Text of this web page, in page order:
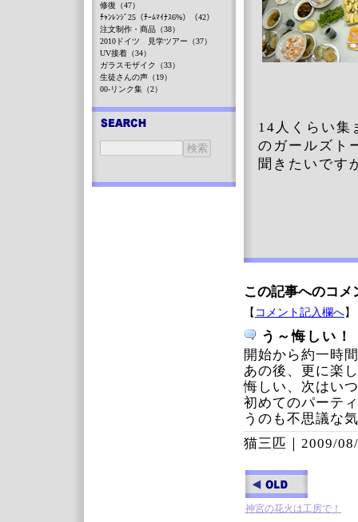
14人くらい
のガールズト
聞きたいです
この記事へのコメ
【 コメント記入欄へ】
う～悔しい！
開始から約一時
あの後、更に楽
悔しい、次はい
初めてのパーテ
うのも不思議な
猫三匹｜ 2009/
神宮の花火は工房で！
修復（47）
ﾁｬﾝﾚﾝｼﾞ25（ﾁｰﾑﾏｲﾅｽ6%）（42）
注文制作・商品（38）
2010ドイツ 見学ツアー（37）
UV接着（34）
ガラスモザイク（33）
生徒さんの声（19）
00-リンク集（2）